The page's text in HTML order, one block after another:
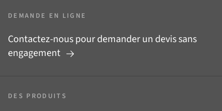
DEMANDE EN LIGNE
Contactez-nous pour demander un devis sans
engagement
DES PRODUITS